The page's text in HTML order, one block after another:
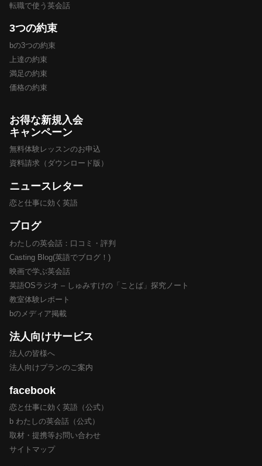
転職で使う英会話
3つの約束
bの3つの約束
上達の約束
満足の約束
価格の約束
お得な新規入会
キャンペーン
無料体験レッスンのお申込
資料請求（ダウンロード版）
ニュースレター
恋と仕事に効く英語
ブログ
わたしの英会話：口コミ・評判
Casting Blog(英語でブログ！)
映画で学ぶ英会話
英語OSラジオ – しゅみすけの「ことば」探究ノート
教室体験レポート
bのメディア掲載
法人向けサービス
法人の皆様へ
法人向けプランのご案内
facebook
恋と仕事に効く英語（公式）
b わたしの英会話（公式）
取材・提携等お問い合わせ
サイトマップ